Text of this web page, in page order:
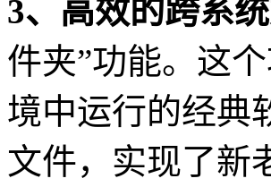
3、高效的跨系
件夹”功能。这
境中运行的经典
文件，实现了新